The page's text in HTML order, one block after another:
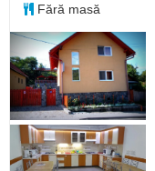
Fără masă